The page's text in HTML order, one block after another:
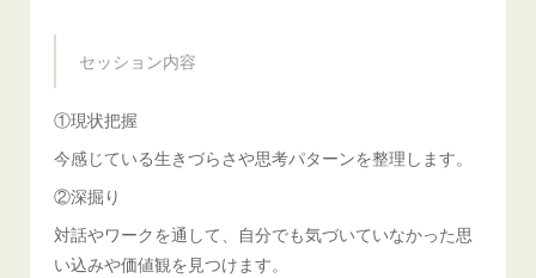
セッション内容
①現状把握
今感じている生きづらさや思考パターンを整理します。
②深掘り
対話やワークを通して、自分でも気づいていなかった思
い込みや価値観を見つけます。